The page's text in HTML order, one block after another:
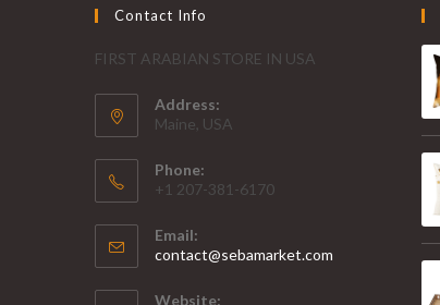
Contact Info
FIRST ARABIAN STORE IN USA
Address:
Maine, USA
Phone:
+1 207-381-6170
Email:
contact@sebamarket.com
Website: